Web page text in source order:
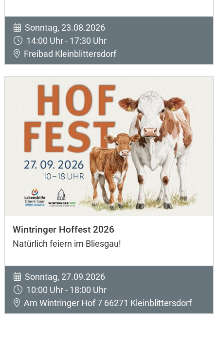
Sonntag, 23.08.2026
14:00 Uhr - 17:30 Uhr
Freibad Kleinblittersdorf
Wintringer Hoffest 2026
Natürlich feiern im Bliesgau!
Sonntag, 27.09.2026
10:00 Uhr - 18:00 Uhr
Am Wintringer Hof 7 66271 Kleinblittersdorf